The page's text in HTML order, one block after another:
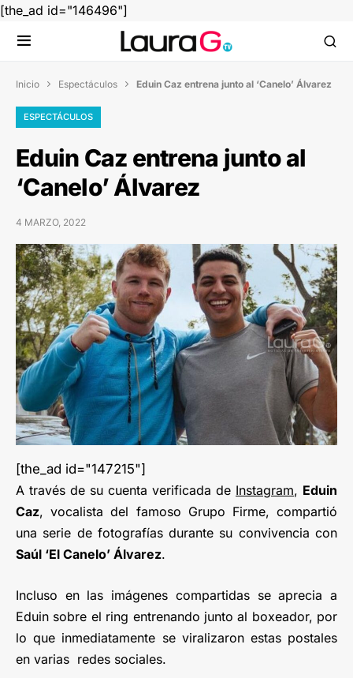
[the_ad id="146496"]
Inicio  Espectáculos  Eduin Caz entrena junto al ‘Canelo’ Álvarez
ESPECTÁCULOS
Eduin Caz entrena junto al
‘Canelo’ Álvarez
4 MARZO, 2022
[the_ad id="147215"]
A través de su cuenta verificada de Instagram, Eduin
Caz, vocalista del famoso Grupo Firme, compartió
una serie de fotografías durante su convivencia con
Saúl ‘El Canelo’ Álvarez.
Incluso en las imágenes compartidas se aprecia a
Eduin sobre el ring entrenando junto al boxeador, por
lo que inmediatamente se viralizaron estas postales
en varias redes sociales.